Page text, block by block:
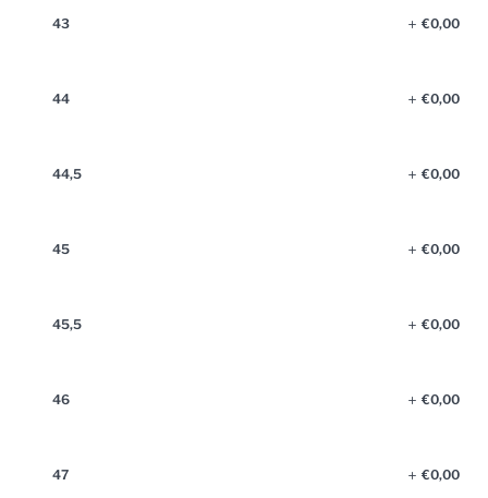
43 €0,00
44 €0,00
44,5 €0,00
45 €0,00
45,5 €0,00
46 €0,00
47 €0,00